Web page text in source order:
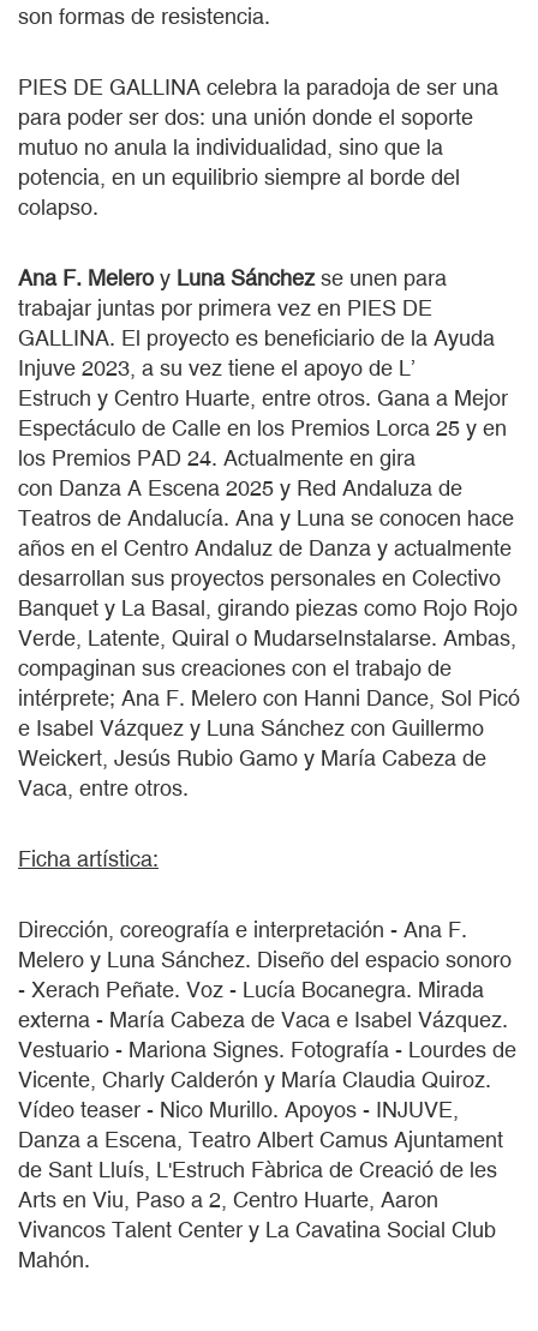
son formas de resistencia.
PIES DE GALLINA celebra la paradoja de ser una
para poder ser dos: una unión donde el soporte
mutuo no anula la individualidad, sino que la
potencia, en un equilibrio siempre al borde del
colapso.
Ana F. Melero y Luna Sánchezse unen para
trabajar juntas por primera vez en PIES DE
GALLINA. El proyecto es beneficiario de la Ayuda
Injuve 2023, a su vez tiene el apoyo de L’
Estruch y Centro Huarte, entre otros. Gana a Mejor
Espectáculo de Calle en los Premios Lorca 25 y en
los Premios PAD 24. Actualmente en gira
con Danza A Escena 2025 y Red Andaluza de
Teatros de Andalucía. Ana y Luna se conocen hace
años en el Centro Andaluz de Danza y actualmente
desarrollan sus proyectos personales en Colectivo
Banquet y La Basal, girando piezas como Rojo Rojo
Verde, Latente, Quiral o MudarseInstalarse. Ambas,
compaginan sus creaciones con el trabajo de
intérprete; Ana F. Melero con Hanni Dance, Sol Picó
e Isabel Vázquez y Luna Sánchez con Guillermo
Weickert, Jesús Rubio Gamo y María Cabeza de
Vaca, entre otros.
Ficha artística:
Dirección, coreografía e interpretación - Ana F.
Melero y Luna Sánchez. Diseño del espacio sonoro
- Xerach Peñate. Voz - Lucía Bocanegra. Mirada
externa - María Cabeza de Vaca e Isabel Vázquez.
Vestuario - Mariona Signes. Fotografía - Lourdes de
Vicente, Charly Calderón y María Claudia Quiroz.
Vídeo teaser - Nico Murillo. Apoyos - INJUVE,
Danza a Escena, Teatro Albert Camus Ajuntament
de Sant Lluís, L'Estruch Fàbrica de Creació de les
Arts en Viu, Paso a 2, Centro Huarte, Aaron
Vivancos Talent Center y La Cavatina Social Club
Mahón.